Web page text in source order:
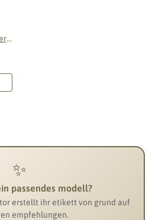
Erst bewerten!
✨
passendes modell?
erstellt ihr etikett von grund auf
empfehlungen.